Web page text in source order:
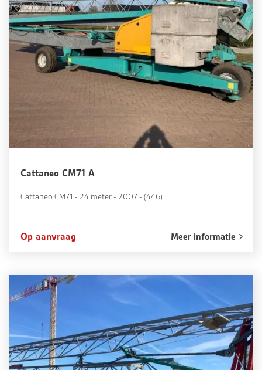
Cattaneo CM71 A
Cattaneo CM71 - 24 meter - 2007 - (446)
Op aanvraag Meer informatie